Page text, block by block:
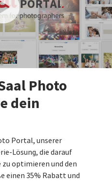
Photo
dein
Portal, unserer
Lösung, die darauf
optimieren und den
einen 35% Rabatt und